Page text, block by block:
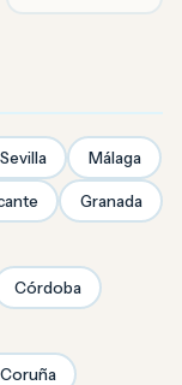
Sevilla Málaga
Granada
Córdoba